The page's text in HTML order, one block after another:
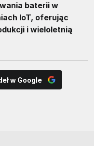
baterii w
IoT, oferując
i wieloletnią
w Google